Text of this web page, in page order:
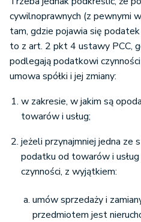
cywilnoprawnych (z pewnymi
tam, gdzie pojawia się
to z art. 2 pkt 4 ustawy PCC,
podlegają podatkowi
umowa spółki i jej zmiany:
w zakresie, w jakim są
towarów i usług;
jeżeli przynajmniej jedna ze
podatku od towarów i
czynności, z wyjątkiem:
umów sprzedaży i
przedmiotem jest